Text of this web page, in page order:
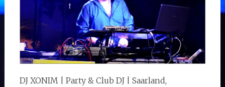
DJ XONIM | Party & Club DJ | Saarland,